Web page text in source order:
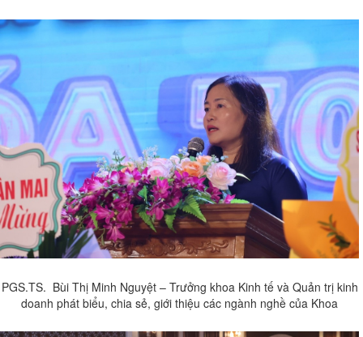
PGS.TS. Bùi Thị Minh Nguyệt – Trưởng khoa Kinh tế và Quản trị kinh
doanh phát biểu, chia sẻ, giới thiệu các ngành nghề của Khoa